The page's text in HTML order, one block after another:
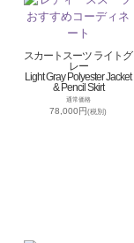
スカートスーツ ライトグ
レー
Light Gray Polyester Jacket
& Pencil Skirt
通常価格
78,000円(税別)